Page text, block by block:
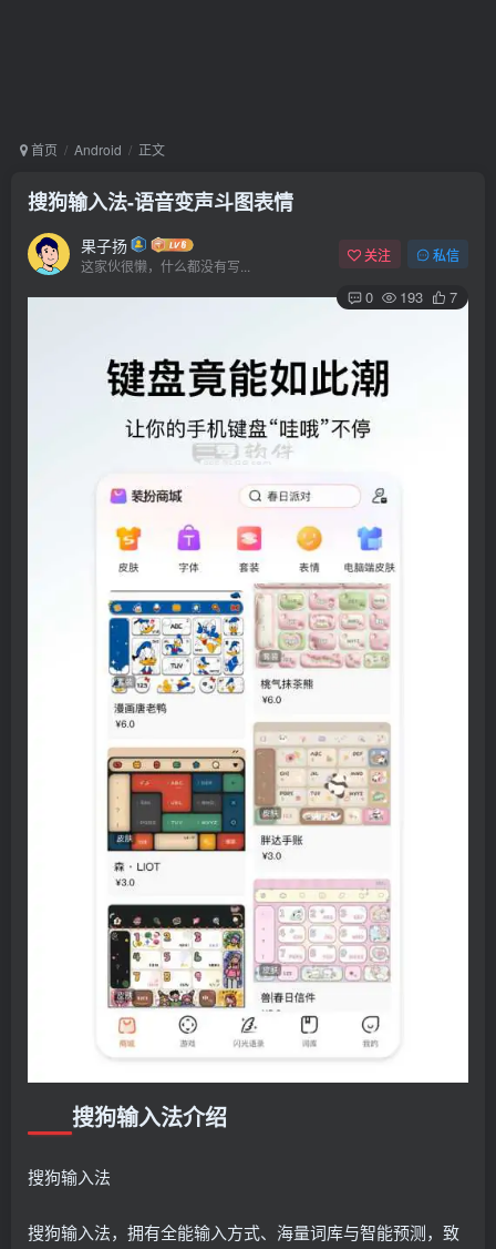
首页 Android 正文
搜狗输入法-语音变声斗图表情
果子扬
这家伙很懒，什么都没有写...
关注 私信
0 193 7
搜狗输入法介绍
搜狗输入法
搜狗输入法，拥有全能输入方式、海量词库与智能预测，致